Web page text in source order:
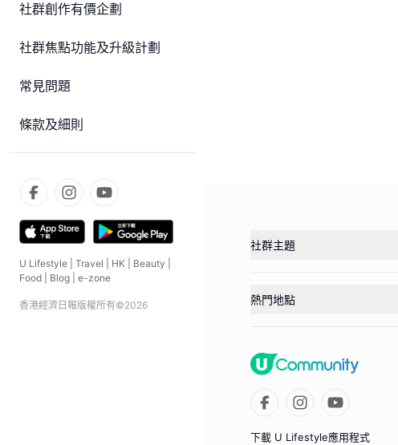
社群創作有價企劃
社群焦點功能及升級計劃
常見問題
條款及細則
U Lifestyle Travel HK Beauty
Food
Blog e-zone
香港經濟日報版權所有©2026
社群主題
熱門地點
下載 U Lifestyle應用程式